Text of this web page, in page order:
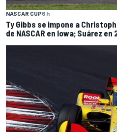
NASCAR CUP6 h
Ty Gibbs se impone a
de NASCAR en Iowa; Suárez en